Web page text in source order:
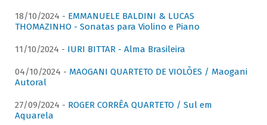
18/10/2024 - EMMANUELE BALDINI & LUCAS
THOMAZINHO - Sonatas para Violino e Piano
11/10/2024 - IURI BITTAR - Alma Brasileira
04/10/2024 - MAOGANI QUARTETO DE VIOLÕES / Maogani
Autoral
27/09/2024 - ROGER CORRÊA QUARTETO / Sul em
Aquarela